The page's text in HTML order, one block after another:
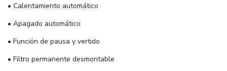
• Calentamiento automático
• Apagado automático
• Función de pausa y vertido
• Filtro permanente desmontable